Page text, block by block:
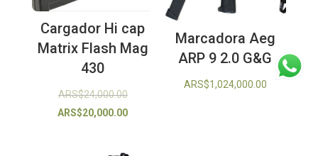
Cargador Hi cap
Matrix Flash Mag
430
ARS$24,000.00El
precio
ARS$20,000.00El
Marcadora Aeg
ARP 9 2.0 G&G
ARS$1,024,000.00